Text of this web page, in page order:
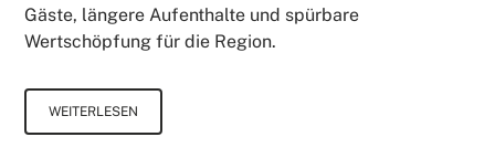
Gäste, längere Aufenthalte und spürbare
Wertschöpfung für die Region.
WEITERLESEN